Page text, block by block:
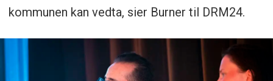
kommunen kan vedta, sier Burner til DRM24.